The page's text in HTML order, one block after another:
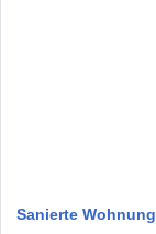
Sanierte